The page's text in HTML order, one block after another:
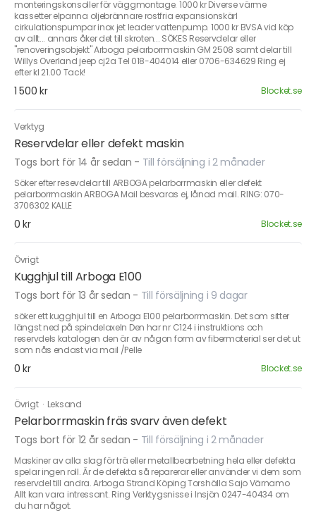
monteringskonsoller för väggmontage. 1000 kr Diverse värme
kassetter elpanna oljebrännare rostfria expansionskärl
cirkulationspumpar inox jet leader vattenpump. 1000 kr BVSA vid köp
av allt... annars åker det till skroten... SÖKES Reservdelar eller
"renoveringsobjekt" Arboga pelarborrmaskin GM 2508 samt delar till
Willys Overland jeep cj2a Tel 018-404014 eller 0706-634629 Ring ej
efter kl 21.00 Tack!
1 500 kr Blocket.se
Verktyg
Reservdelar eller defekt maskin
Togs bort för 14 år sedan - Till försäljning i 2 månader
Söker efter resevdelar till ARBOGA pelarborrmaskin eller defekt
pelarborrmaskin ARBOGA Mail besvaras ej, lånad mail. RING: 070-
3706302 KALLE
0 kr Blocket.se
Övrigt
Kugghjul till Arboga E100
Togs bort för 13 år sedan - Till försäljning i 9 dagar
söker ett kugghjul till en Arboga E100 pelarborrmaskin. Det som sitter
längst ned på spindelaxeln Den har nr C124 i instruktions och
reservdels katalogen den är av någon form av fibermaterial ser det ut
som nås endast via mail /Pelle
0 kr Blocket.se
Övrigt · Leksand
Pelarborrmaskin fräs svarv även defekt
Togs bort för 12 år sedan - Till försäljning i 2 månader
Maskiner av alla slag för trä eller metallbearbetning hela eller defekta
spelar ingen roll. Är de defekta så reparerar eller använder vi dem som
reservdel till andra. Arboga Strand Köping Torshälla Sajo Värnamo
Allt kan vara intressant. Ring Verktygsnisse i Insjön 0247-40434 om
du har något.